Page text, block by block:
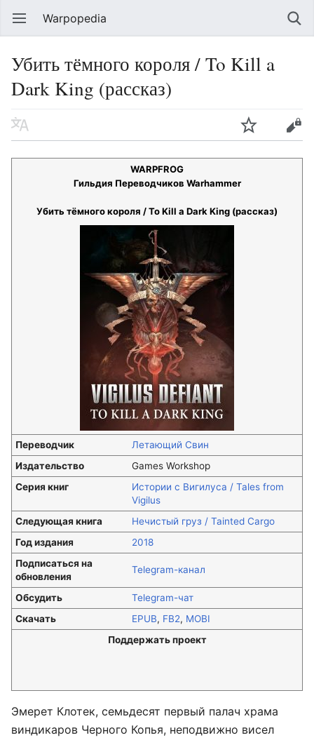
Warpopedia
Убить тёмного короля / To Kill a
Dark King (рассказ)
WARPFROG
Гильдия Переводчиков Warhammer
Убить тёмного короля / To Kill a Dark King (рассказ)
Переводчик
Летающий Свин
Издательство
Games Workshop
Серия книг
Истории c Вигилуса / Tales from
Vigilus
Следующая книга
Нечистый груз / Tainted Cargo
Год издания
2018
Подписаться на
обновления
Telegram-канал
Обсудить
Telegram-чат
Скачать
EPUB, FB2, MOBI
Поддержать проект
Эмерет Клотек, семьдесят первый палач храма
виндикаров Черного Копья, неподвижно висел